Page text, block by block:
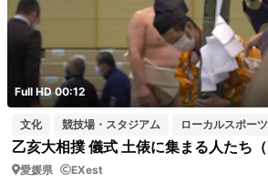
Full HD 00:12
文化 競技場・スタジアム ローカルスポーツ
愛媛県 EXest